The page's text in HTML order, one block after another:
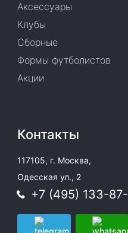
Аксессуары
Клубы
Сборные
Формы футболистов
Акции
Контакты
117105, г. Москва,
Одесская ул., 2
+7 (495) 133-